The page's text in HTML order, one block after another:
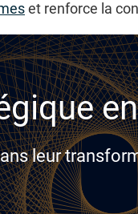
et renforce la
leur